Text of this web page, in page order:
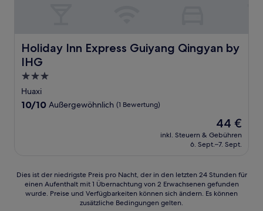
Holiday Inn Express Guiyang Qingyan by
IHG
Holiday Inn Express Guiyang Qingyan by IHG
3.0-
Sterne-
Unterkunft
Huaxi
10.0
10/10 Außergewöhnlich (1 Bewertung)
Der
Preis
beträgt
44 €
inkl. Steuern & Gebühren
6. Sept.–7. Sept.
Dies
der
Dies ist der niedrigste Preis pro Nacht, der in den letzten 24 Stunden für
einen Aufenthalt mit 1 Übernachtung von 2 Erwachsenen gefunden
wurde. Preise und Verfügbarkeiten können sich ändern. Es können
zusätzliche Bedingungen gelten.